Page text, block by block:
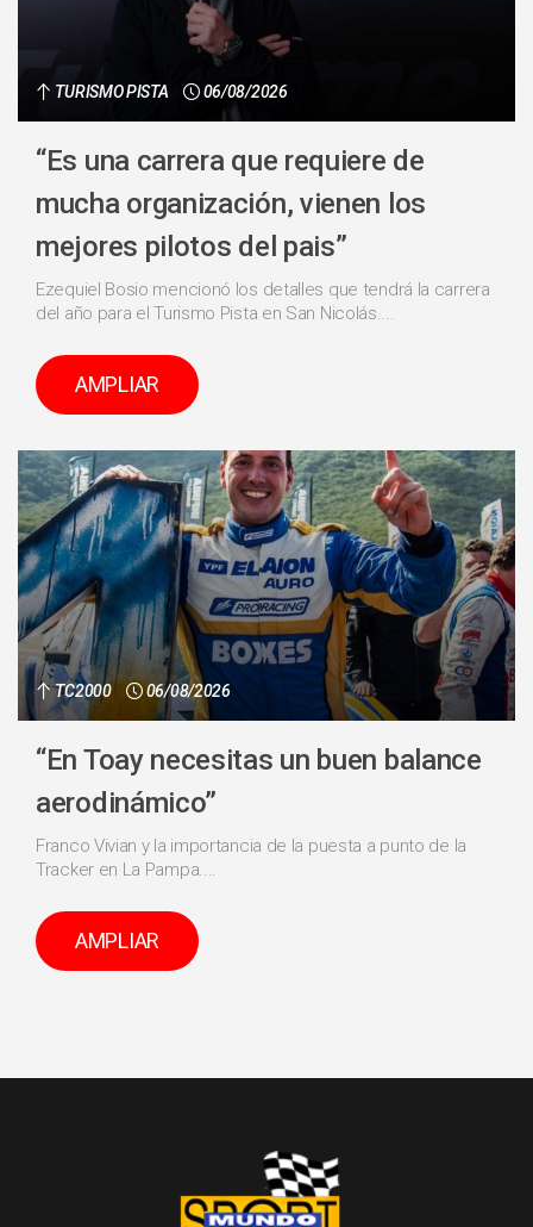
TURISMO PISTA 06/08/2026
“Es una carrera que requiere de
mucha organización, vienen los
mejores pilotos del pais”
Ezequiel Bosio mencionó los detalles que tendrá la carrera
del año para el Turismo Pista en San Nicolás....
AMPLIAR
TC2000 06/08/2026
“En Toay necesitas un buen balance
aerodinámico”
Franco Vivian y la importancia de la puesta a punto de la
Tracker en La Pampa....
AMPLIAR